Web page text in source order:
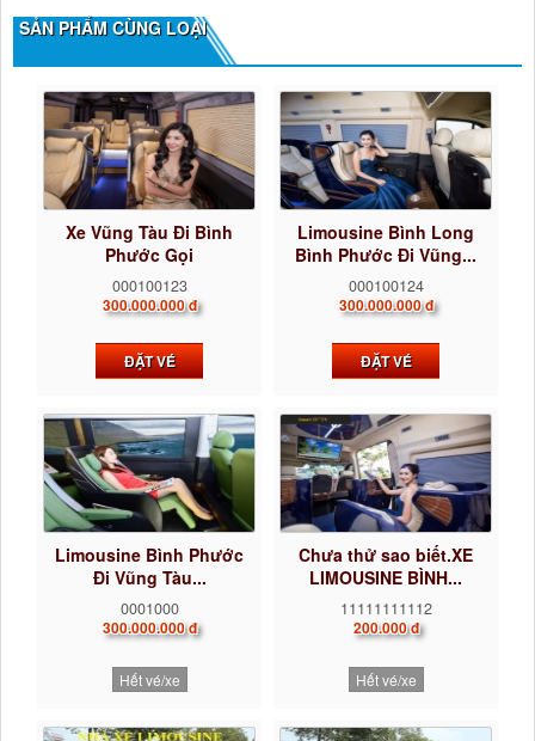
SẢN PHẨM CÙNG LOẠI
Xe Vũng Tàu Đi Bình
Phước Gọi
0922242225...
000100123
300.000.000 đ
ĐẶT VÉ
Limousine Bình Long
Bình Phước Đi Vũng...
000100124
300.000.000 đ
ĐẶT VÉ
Limousine Bình Phước
Đi Vũng Tàu...
0001000
300.000.000 đ
Hết vé/xe
Chưa thử sao biết.XE
LIMOUSINE BÌNH...
11111111112
200.000 đ
Hết vé/xe